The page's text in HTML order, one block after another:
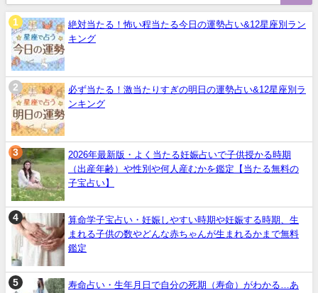
絶対当たる！怖い程当たる今日の運勢占い&12星座別ラン
キング
必ず当たる！激当たりすぎの明日の運勢占い&12星座別ラ
ンキング
2026年最新版・よく当たる妊娠占いで子供授かる時期
（出産年齢）や性別や何人産むかを鑑定【当たる無料の
子宝占い】
算命学子宝占い・妊娠しやすい時期や妊娠する時期、生
まれる子供の数やどんな赤ちゃんが生まれるかまで無料
鑑定
寿命占い・生年月日で自分の死期（寿命）がわかる…あ